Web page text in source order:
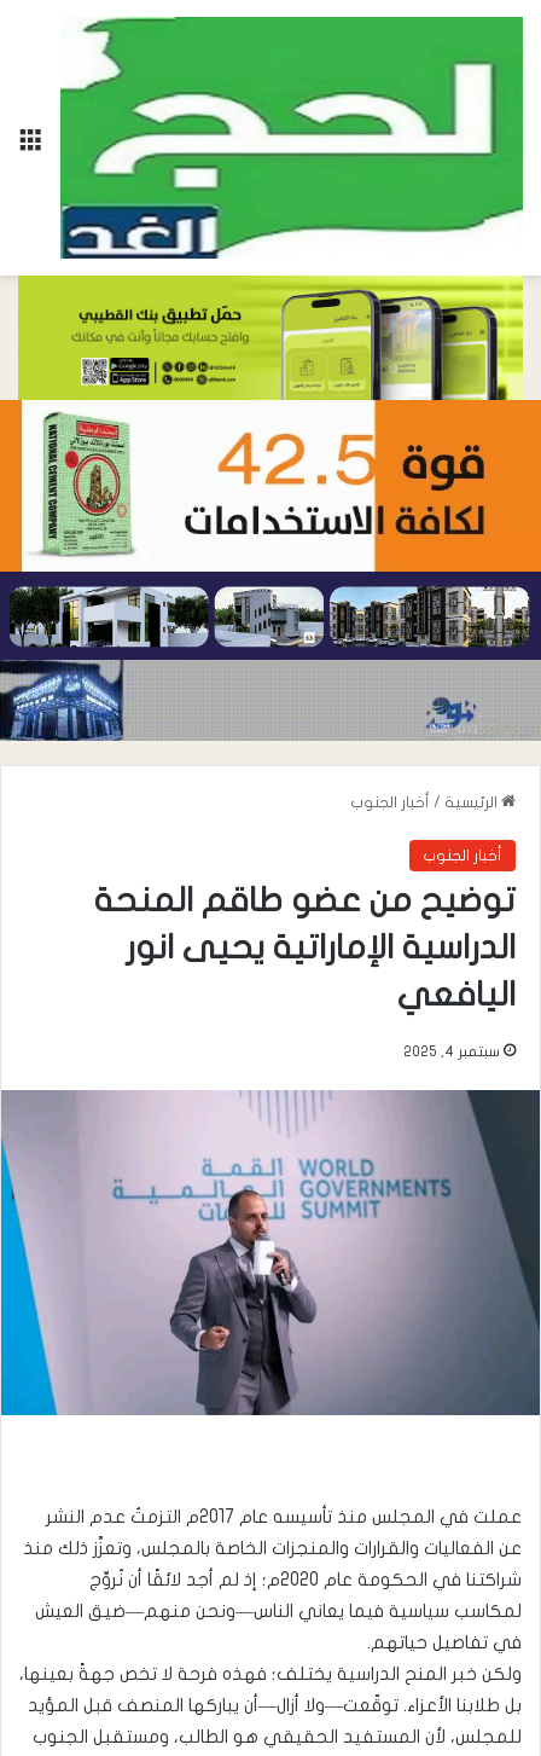
الرئيسية / أخبار الجنوب
أخبار الجنوب
توضيح من عضو طاقم المنحة
الدراسية الإماراتية يحيى انور
اليافعي
سبتمبر 4, 2025
عملت في المجلس منذ تأسيسه عام 2017م التزمتُ عدم النشر
عن الفعاليات والقرارات والمنجزات الخاصة بالمجلس، وتعزَّز ذلك منذ
شراكتنا في الحكومة عام 2020م؛ إذ لم أجد لائقًا أن نُروِّج
لمكاسب سياسية فيما يعاني الناس—ونحن منهم—ضيق العيش
في تفاصيل حياتهم.
ولكن خبر المنح الدراسية يختلف؛ فهذه فرحة لا تخص جهةً بعينها،
بل طلابنا الأعزاء. توقّعت—ولا أزال—أن يباركها المنصف قبل المؤيد
للمجلس، لأن المستفيد الحقيقي هو الطالب، ومستقبل الجنوب